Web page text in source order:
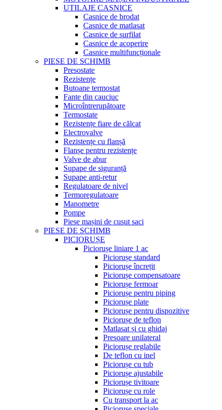
UTILAJE CASNICE
Casnice de brodat
Casnice de matlasat
Casnice de surfilat
Casnice de acoperire
Casnice multifuncționale
PIESE DE SCHIMB
Presostate
Rezistențe
Butoane termostat
Fante din cauciuc
Microîntrerupătoare
Termostate
Rezistențe fiare de călcat
Electrovalve
Rezistențe cu flanșă
Flanșe pentru rezistențe
Valve de abur
Supape de siguranță
Supape anti-retur
Regulatoare de nivel
Termoregulatoare
Manometre
Pompe
Piese mașini de cusut saci
PIESE DE SCHIMB
PICIORUȘE
Piciorușe liniare 1 ac
Piciorușe standard
Piciorușe încrețit
Piciorușe compensatoare
Piciorușe fermoar
Piciorușe pentru piping
Piciorușe plate
Piciorușe pentru dispozitive
Piciorușe de teflon
Matlasat și cu ghidaj
Presoare unilateral
Piciorușe reglabile
De teflon cu inel
Piciorușe cu tub
Piciorușe ajustabile
Piciorușe tivitoare
Piciorușe cu role
Cu transport la ac